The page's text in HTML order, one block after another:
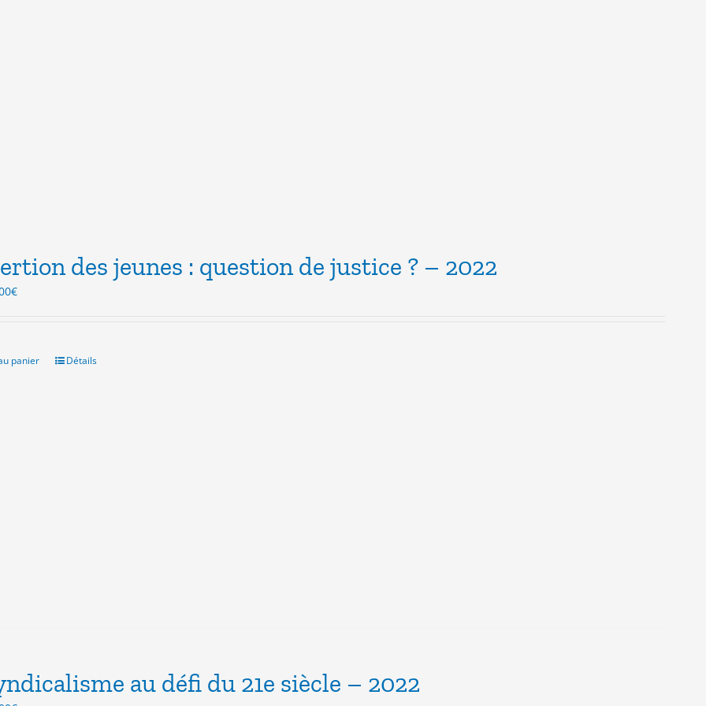
des jeunes : question de justice ? – 2022
€Le
9.00€.
panier Détails
au défi du 21e siècle – 2022